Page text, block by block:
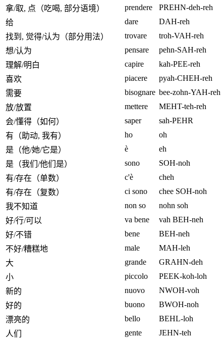
拿/取, 点（吃喝, 部分语境）
prendere PREHN-deh-reh
给
dare DAH-reh
找到, 觉得/认为（部分用法）
trovare troh-VAH-reh
想/认为
pensare pehn-SAH-reh
理解/明白
capire kah-PEE-reh
喜欢
piacere pyah-CHEH-reh
需要
bisognare bee-zohn-YAH-reh
放/放置
mettere MEHT-teh-reh
会/懂得（如何）
saper sah-PEHR
有（助动, 我有）
ho oh
是（他/她/它是）
è eh
是（我们/他们是）
sono SOH-noh
有/存在（单数）
c'è cheh
有/存在（复数）
ci sono chee SOH-noh
我不知道
non so nohn soh
好/行/可以
va bene vah BEH-neh
好/不错
bene BEH-neh
不好/糟糕地
male MAH-leh
大
grande GRAHN-deh
小
piccolo PEEK-koh-loh
新的
nuovo NWOH-voh
好的
buono BWOH-noh
漂亮的
bello BEHL-loh
人们
gente JEHN-teh